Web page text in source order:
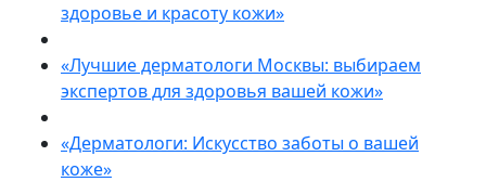
здоровье и красоту кожи»
«Лучшие дерматологи Москвы: выбираем
экспертов для здоровья вашей кожи»
«Дерматологи: Искусство заботы о вашей
коже»